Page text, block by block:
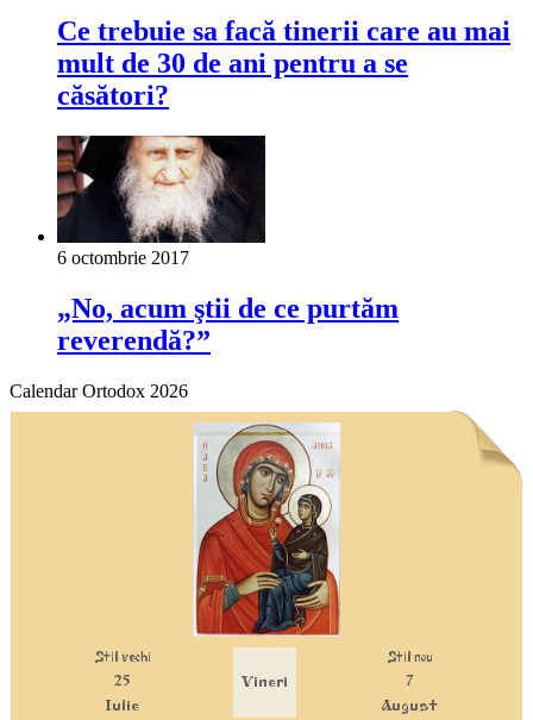
Ce trebuie sa facă tinerii care au mai
mult de 30 de ani pentru a se
căsători?
6 octombrie 2017
„No, acum ştii de ce purtăm
reverendă?”
Calendar Ortodox 2026